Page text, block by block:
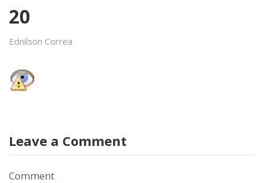
20
Ednilson Correa
Leave a Comment
Comment